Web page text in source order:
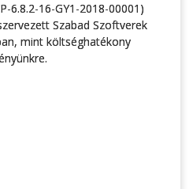
6.8.2-16-GY1-2018-00001)
Szabad Szoftverek
mint költséghatékony